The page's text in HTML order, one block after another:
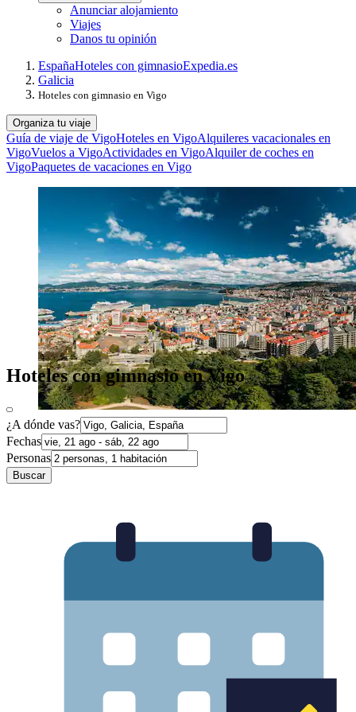
Anunciar alojamiento
Viajes
Danos tu opinión
EspañaHoteles con gimnasioExpedia.es
Galicia
Hoteles con gimnasio en Vigo
Organiza tu viaje
Guía de viaje de VigoHoteles en VigoAlquileres vacacionales en
VigoVuelos a VigoActividades en VigoAlquiler de coches en
VigoPaquetes de vacaciones en Vigo
Hoteles con gimnasio en Vigo
¿A dónde vas?
Fechas
Personas
Buscar